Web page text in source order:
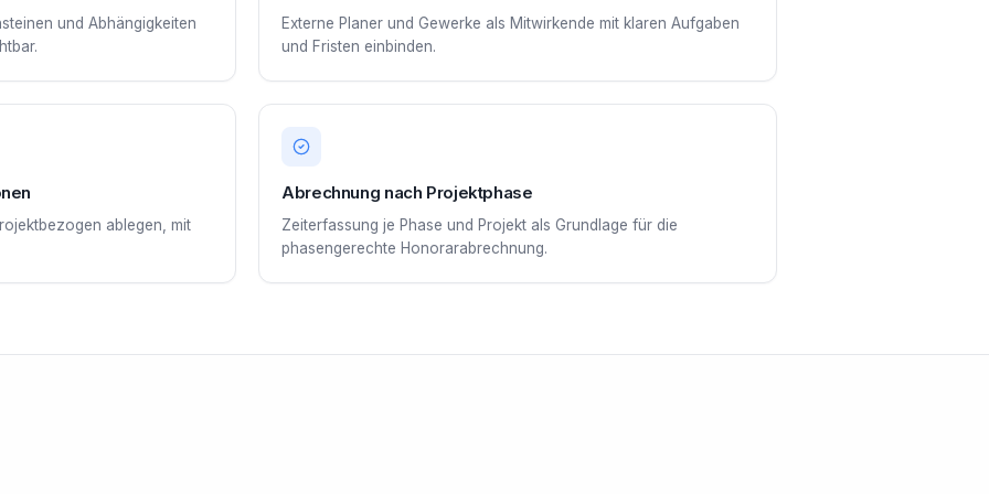
und Abhängigkeiten
Externe Planer und Gewerke als Mitwirkende mit klaren Aufgaben
und Fristen einbinden.
ablegen, mit
Abrechnung nach Projektphase
Zeiterfassung je Phase und Projekt als Grundlage für die
phasengerechte Honorarabrechnung.